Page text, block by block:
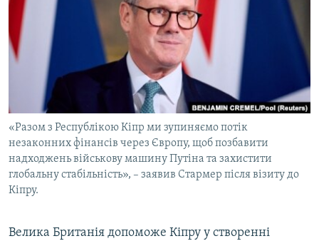
МУЛЬТИМЕДІА
ФОТО
СПЕЦПРОЄКТИ
ПОДКАСТИ
КРИМ РЕАЛІЇ
РУС
УКР
КТАТ
ДОЛУЧАЙСЯ!
«Разом з Республікою Кіпр ми зупиняємо потік
незаконних фінансів через Європу, щоб позбавити
надходжень військову машину Путіна та захистити
глобальну стабільність», – заявив Стармер після візиту до
Кіпру.
Велика Британія допоможе Кіпру у створенні